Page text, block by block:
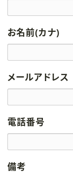
お名前(カナ)
メールアドレス
電話番号
備考